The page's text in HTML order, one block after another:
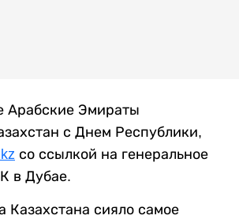
Арабские Эмираты
с Днем Республики,
со ссылкой на генеральное
в Дубае.
Казахстана сияло самое